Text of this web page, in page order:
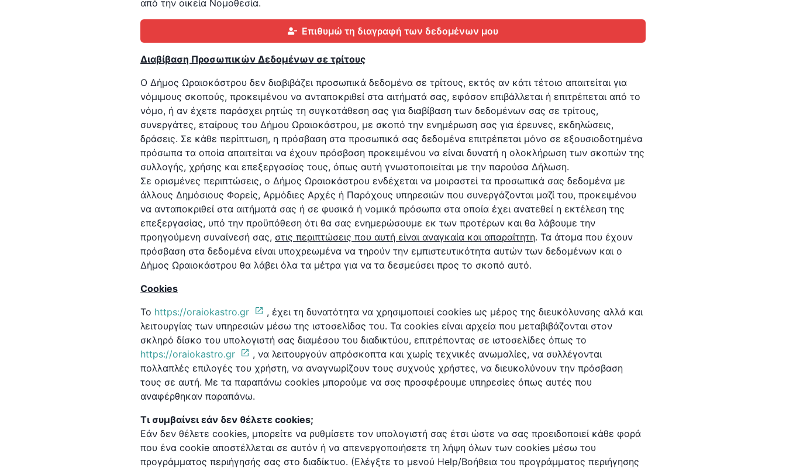
από την οικεία Νομοθεσία.
Επιθυμώ τη διαγραφή των δεδομένων μου
Διαβίβαση Προσωπικών Δεδομένων σε τρίτους
Ο Δήμος Ωραιοκάστρου δεν διαβιβάζει προσωπικά δεδομένα σε τρίτους, εκτός αν κάτι τέτοιο απαιτείται για
νόμιμους σκοπούς, προκειμένου να ανταποκριθεί στα αιτήματά σας, εφόσον επιβάλλεται ή επιτρέπεται από το
νόμο, ή αν έχετε παράσχει ρητώς τη συγκατάθεση σας για διαβίβαση των δεδομένων σας σε τρίτους,
συνεργάτες, εταίρους του Δήμου Ωραιοκάστρου, με σκοπό την ενημέρωση σας για έρευνες, εκδηλώσεις,
δράσεις. Σε κάθε περίπτωση, η πρόσβαση στα προσωπικά σας δεδομένα επιτρέπεται μόνο σε εξουσιοδοτημένα
πρόσωπα τα οποία απαιτείται να έχουν πρόσβαση προκειμένου να είναι δυνατή η ολοκλήρωση των σκοπών της
συλλογής, χρήσης και επεξεργασίας τους, όπως αυτή γνωστοποιείται με την παρούσα Δήλωση.
Σε ορισμένες περιπτώσεις, ο Δήμος Ωραιοκάστρου ενδέχεται να μοιραστεί τα προσωπικά σας δεδομένα με
άλλους Δημόσιους Φορείς, Αρμόδιες Αρχές ή Παρόχους υπηρεσιών που συνεργάζονται μαζί του, προκειμένου
να ανταποκριθεί στα αιτήματά σας ή σε φυσικά ή νομικά πρόσωπα στα οποία έχει ανατεθεί η εκτέλεση της
επεξεργασίας, υπό την προϋπόθεση ότι θα σας ενημερώσουμε εκ των προτέρων και θα λάβουμε την
προηγούμενη συναίνεσή σας, στις περιπτώσεις που αυτή είναι αναγκαία και απαραίτητη. Τα άτομα που έχουν
πρόσβαση στα δεδομένα είναι υποχρεωμένα να τηρούν την εμπιστευτικότητα αυτών των δεδομένων και ο
Δήμος Ωραιοκάστρου θα λάβει όλα τα μέτρα για να τα δεσμεύσει προς το σκοπό αυτό.
Cookies
Το https://oraiokastro.gr
, έχει τη δυνατότητα να χρησιμοποιεί cookies ως μέρος της διευκόλυνσης αλλά και
λειτουργίας των υπηρεσιών μέσω της ιστοσελίδας του. Τα cookies είναι αρχεία που μεταβιβάζονται στον
σκληρό δίσκο του υπολογιστή σας διαμέσου του διαδικτύου, επιτρέποντας σε ιστοσελίδες όπως το
https://oraiokastro.gr
, να λειτουργούν απρόσκοπτα και χωρίς τεχνικές ανωμαλίες, να συλλέγονται
πολλαπλές επιλογές του χρήστη, να αναγνωρίζουν τους συχνούς χρήστες, να διευκολύνουν την πρόσβαση
τους σε αυτή. Με τα παραπάνω cookies μπορούμε να σας προσφέρουμε υπηρεσίες όπως αυτές που
αναφέρθηκαν παραπάνω.
Τι συμβαίνει εάν δεν θέλετε cookies;
Εάν δεν θέλετε cookies, μπορείτε να ρυθμίσετε τον υπολογιστή σας έτσι ώστε να σας προειδοποιεί κάθε φορά
που ένα cookie αποστέλλεται σε αυτόν ή να απενεργοποιήσετε τη λήψη όλων των cookies μέσω του
προγράμματος περιήγησής σας στο διαδίκτυο. (Ελέγξτε το μενού Help/Βοήθεια του προγράμματος περιήγησης